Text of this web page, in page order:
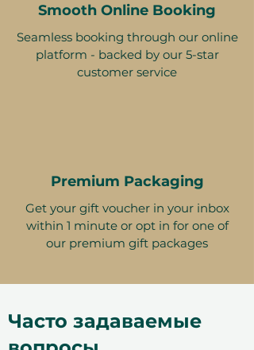
Smooth Online Booking
Seamless booking through our online
platform - backed by our 5-star
customer service
Premium Packaging
Get your gift voucher in your inbox
within 1 minute or opt in for one of
our premium gift packages
Часто задаваемые